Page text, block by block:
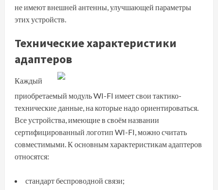
не имеют внешней антенны, улучшающей параметры
этих устройств.
Технические характеристики
адаптеров
Каждый
приобретаемый модуль WI-FI имеет свои тактико-
технические данные, на которые надо ориентироваться.
Все устройства, имеющие в своём названии
сертифицированный логотип WI-FI, можно считать
совместимыми. К основным характеристикам адаптеров
относятся:
стандарт беспроводной связи;